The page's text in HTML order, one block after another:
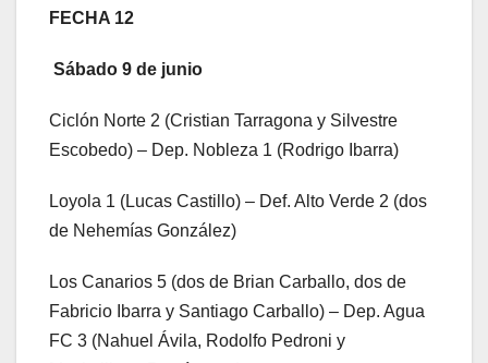
FECHA 12
Sábado 9 de junio
Ciclón Norte 2 (Cristian Tarragona y Silvestre
Escobedo) – Dep. Nobleza 1 (Rodrigo Ibarra)
Loyola 1 (Lucas Castillo) – Def. Alto Verde 2 (dos
de Nehemías González)
Los Canarios 5 (dos de Brian Carballo, dos de
Fabricio Ibarra y Santiago Carballo) – Dep. Agua
FC 3 (Nahuel Ávila, Rodolfo Pedroni y